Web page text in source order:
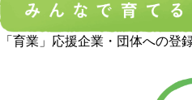
「育業」応援企業・団体への登